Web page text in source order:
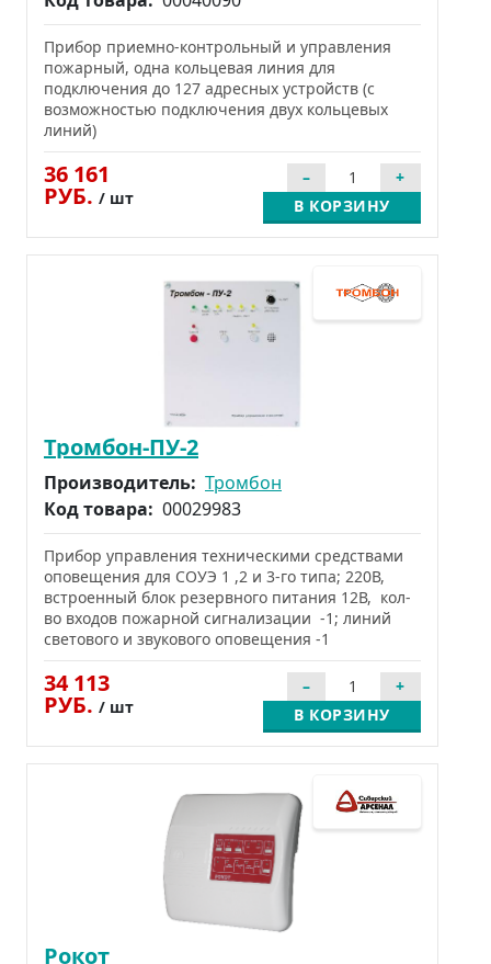
Прибор приемно-контрольный и управления
пожарный, одна кольцевая линия для
подключения до 127 адресных устройств (с
возможностью подключения двух кольцевых
линий)
36 161
РУБ. / шт В КОРЗИНУ
Тромбон-ПУ-2
Производитель: Тромбон
Код товара: 00029983
Прибор управления техническими средствами
оповещения для СОУЭ 1 ,2 и 3-го типа; 220В,
встроенный блок резервного питания 12В, кол-
во входов пожарной сигнализации -1; линий
светового и звукового оповещения -1
34 113
РУБ. / шт В КОРЗИНУ
Рокот